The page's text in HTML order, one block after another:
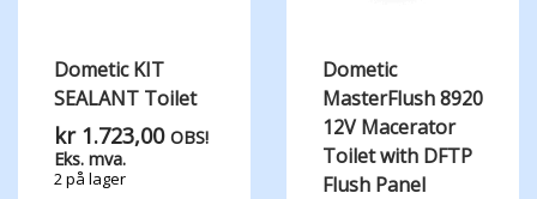
Dometic KIT
SEALANT Toilet
kr1.723,00 OBS!
Eks. mva.
2 på lager
Dometic
MasterFlush 8920
12V Macerator
Toilet with DFTP
Flush Panel